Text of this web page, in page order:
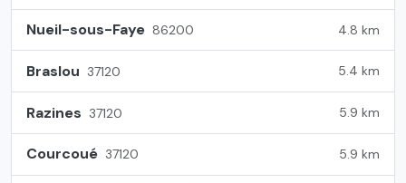
Nueil-sous-Faye 86200 4.8 km
Braslou 37120 5.4 km
Razines 37120 5.9 km
Courcoué 37120 5.9 km